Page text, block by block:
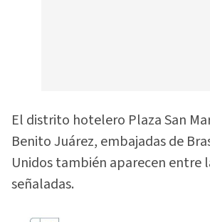
El distrito hotelero Plaza San
Benito Juárez, embajadas de
Unidos también aparecen entre
señaladas.